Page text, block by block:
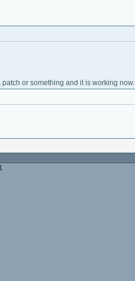
or something and it is working now.